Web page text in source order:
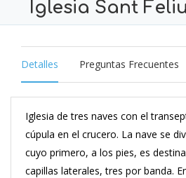
Iglesia Sant
Detalles Preguntas Frecuentes
Iglesia de tres naves con el
cúpula en el crucero. La nave se
cuyo primero, a los pies, es
capillas laterales, tres por banda.